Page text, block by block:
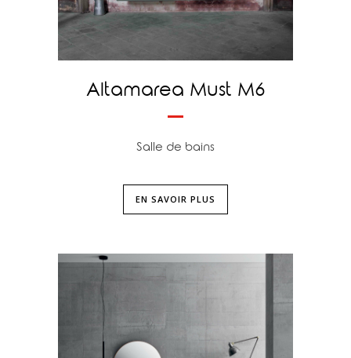
Altamarea Must M6
Salle de bains
EN SAVOIR PLUS